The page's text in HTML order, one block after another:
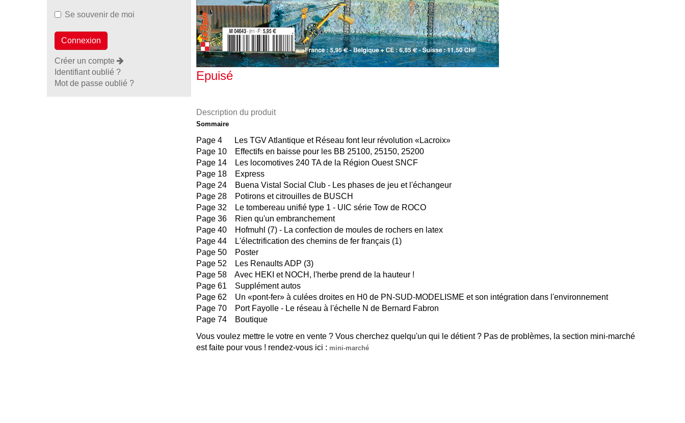
Epuisé
Description du produit
Sommaire
Page 4 Les TGV Atlantique et Réseau font leur révolution «Lacroix»
Page 10 Effectifs en baisse pour les BB 25100, 25150, 25200
Page 14 Les locomotives 240 TA de la Région Ouest SNCF
Page 18 Express
Page 24 Buena Vistal Social Club - Les phases de jeu et l'échangeur
Page 28 Potirons et citrouilles de BUSCH
Page 32 Le tombereau unifié type 1 - UIC série Tow de ROCO
Page 36 Rien qu'un embranchement
Page 40 Hofmuhl (7) - La confection de moules de rochers en latex
Page 44 L'électrification des chemins de fer français (1)
Page 50 Poster
Page 52 Les Renaults ADP (3)
Page 58 Avec HEKI et NOCH, l'herbe prend de la hauteur !
Page 61 Supplément autos
Page 62 Un «pont-fer» à culées droites en H0 de PN-SUD-MODELISME et son intégration dans l'environnement
Page 70 Port Fayolle - Le réseau à l'échelle N de Bernard Fabron
Page 74 Boutique
Vous voulez mettre le votre en vente ? Vous cherchez quelqu'un qui le détient ? Pas de problèmes, la section mini-marché
est faite pour vous ! rendez-vous ici : mini-marché
Se souvenir de moi
Créer un compte
Identifiant oublié ?
Mot de passe oublié ?